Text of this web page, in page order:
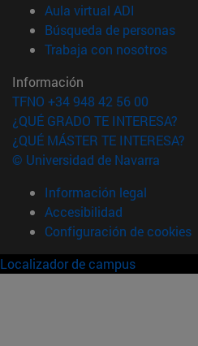
Aula virtual ADI
Búsqueda de personas
Trabaja con nosotros
Información
TFNO +34 948 42 56 00
¿QUÉ GRADO TE INTERESA?
¿QUÉ MÁSTER TE INTERESA?
© Universidad de Navarra
Información legal
Accesibilidad
Configuración de cookies
Localizador de campus